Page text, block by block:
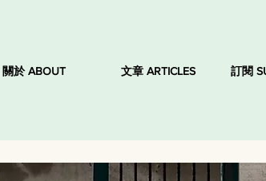
關於 ABOUT 文章 ARTICLES 訂閱